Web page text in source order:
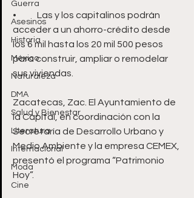
Guerra
Asesinos
Historia
México
Naturaleza
DMA
Salud y Bienestar
Literatura
Internacional
Moda
Cine
•	Las y los capitalinos podrán
acceder a un ahorro-crédito desde
los 6 mil hasta los 20 mil 500 pesos
para construir, ampliar o remodelar
sus viviendas.
Zacatecas, Zac. El Ayuntamiento de
la Capital, en coordinación con la
Secretaría de Desarrollo Urbano y
Medio Ambiente y la empresa CEMEX,
presentó el programa “Patrimonio
Hoy”.